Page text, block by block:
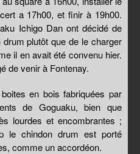
a 17h00, et finir à 19h00.
Ichigo Dan ont décidé de
plutôt que de le charger
il en avait été convenu hier.
de venir à Fontenay.
en bois fabriquées par
de Goguaku, bien que
lourdes et encombrantes ;
le chindon drum est porté
comme un accordéon.